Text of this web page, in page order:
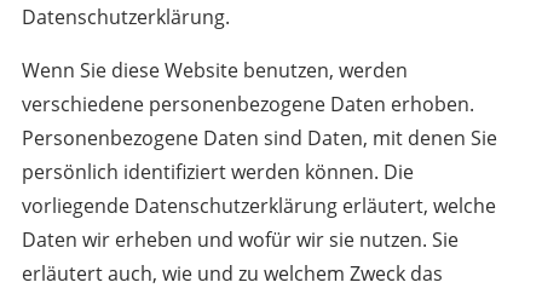
Datenschutzerklärung.
Wenn Sie diese Website benutzen, werden
verschiedene personenbezogene Daten erhoben.
Personenbezogene Daten sind Daten, mit denen Sie
persönlich identifiziert werden können. Die
vorliegende Datenschutzerklärung erläutert, welche
Daten wir erheben und wofür wir sie nutzen. Sie
erläutert auch, wie und zu welchem Zweck das